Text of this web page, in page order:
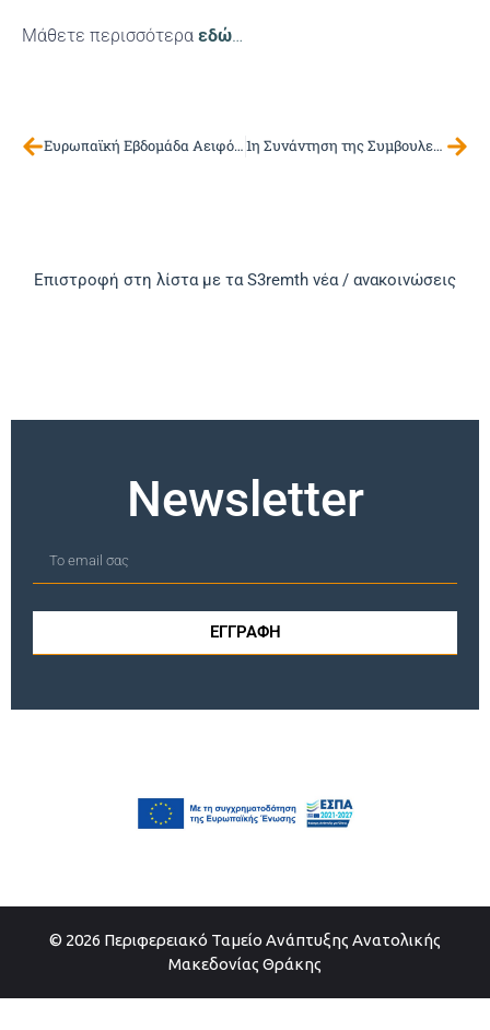
Μάθετε περισσότερα εδώ…
Ευρωπαϊκή Εβδομάδα Αειφόρου Ενέργειας #EUSEW2024 1η Συνάντηση της Συμβουλευτικής Ομάδας Εργασίας των Υλικών, Κατασκευών & Βιομηχανίας
Επιστροφή στη λίστα με τα S3remth νέα / ανακοινώσεις
Newsletter
ΕΓΓΡΑΦΗ
© 2026 Περιφερειακό Ταμείο Ανάπτυξης Ανατολικής
Μακεδονίας Θράκης